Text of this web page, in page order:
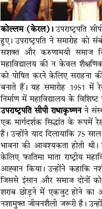
कोल्लम (केरल)।उपराष्ट्रपति
हुए। उपराष्ट्रपति ने समारोह को
सशक्त और करुणामयी समाज
महाविद्यालय की न केवल
को पोषित करने केलिए सराहना
बनाते हैं। यह समारोह 1951 में
निर्माण में महाविद्यालय के
उपराष्ट्रपति सीपी राधाकृष्णनने
एक मार्गदर्शक सिद्धांत के रूपमें
है। उन्होंने याद दिलायाकि 75
भावना की आवश्यकता होती थी।
केलिए फातिमा माता राष्ट्रीय
आह्वान किया। उन्होंने कहाकि
जिससे इंसान और समाज दोनों को
शराब छोड़ने में एकजुट होने का
नशामुक्त जीवनशैली जरूरी है।